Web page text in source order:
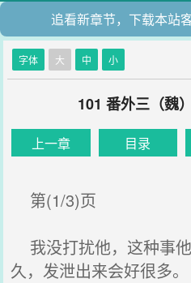
追看新章节，下载本站
字体 大 中 小
101 番外三（魏
上一章 目录
第(1/3)页
我没打扰他，这种事
久，发泄出来会好很多。